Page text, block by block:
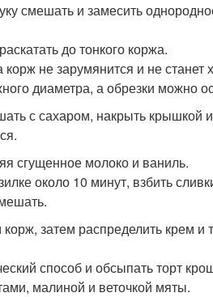
смешать и замесить
до тонкого коржа.
не зарумянится и не станет
диаметра, а обрезки можно
с сахаром, накрыть крышкой
сгущенное молоко и ваниль.
около 10 минут, взбить
затем распределить крем и
способ и обсыпать торт
малиной и веточкой мяты.